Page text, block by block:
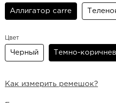
Аллигатор carre
Цвет
Черный Темно-
Как измерить ремешок?